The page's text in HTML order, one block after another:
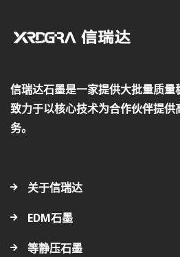
信瑞达石墨是一家提供大批量质量
致力于以核心技术为合作伙伴提
务。
关于信瑞达
EDM石墨
等静压石墨